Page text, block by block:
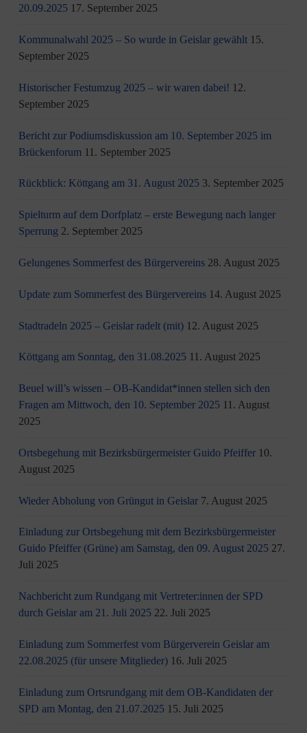
20.09.2025 17. September 2025
Kommunalwahl 2025 – So wurde in Geislar gewählt 15.
September 2025
Historischer Festumzug 2025 – wir waren dabei! 12.
September 2025
Bericht zur Podiumsdiskussion am 10. September 2025 im
Brückenforum 11. September 2025
Rückblick: Köttgang am 31. August 2025 3. September 2025
Spielturm auf dem Dorfplatz – erste Bewegung nach langer
Sperrung 2. September 2025
Gelungenes Sommerfest des Bürgervereins 28. August 2025
Update zum Sommerfest des Bürgervereins 14. August 2025
Stadtradeln 2025 – Geislar radelt (mit) 12. August 2025
Köttgang am Sonntag, den 31.08.2025 11. August 2025
Beuel will’s wissen – OB-Kandidat*innen stellen sich den
Fragen am Mittwoch, den 10. September 2025 11. August
2025
Ortsbegehung mit Bezirksbürgermeister Guido Pfeiffer 10.
August 2025
Wieder Abholung von Grüngut in Geislar 7. August 2025
Einladung zur Ortsbegehung mit dem Bezirksbürgermeister
Guido Pfeiffer (Grüne) am Samstag, den 09. August 2025 27.
Juli 2025
Nachbericht zum Rundgang mit Vertreter:innen der SPD
durch Geislar am 21. Juli 2025 22. Juli 2025
Einladung zum Sommerfest vom Bürgerverein Geislar am
22.08.2025 (für unsere Mitglieder) 16. Juli 2025
Einladung zum Ortsrundgang mit dem OB-Kandidaten der
SPD am Montag, den 21.07.2025 15. Juli 2025